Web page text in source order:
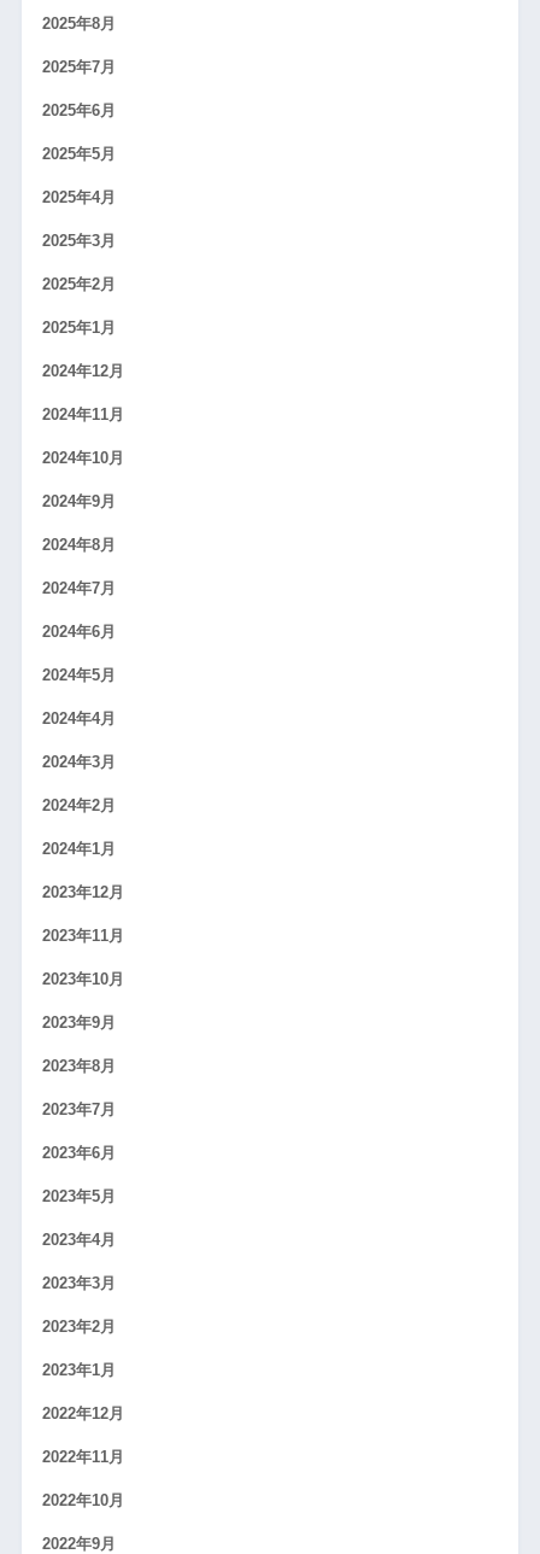
2025年8月
2025年7月
2025年6月
2025年5月
2025年4月
2025年3月
2025年2月
2025年1月
2024年12月
2024年11月
2024年10月
2024年9月
2024年8月
2024年7月
2024年6月
2024年5月
2024年4月
2024年3月
2024年2月
2024年1月
2023年12月
2023年11月
2023年10月
2023年9月
2023年8月
2023年7月
2023年6月
2023年5月
2023年4月
2023年3月
2023年2月
2023年1月
2022年12月
2022年11月
2022年10月
2022年9月